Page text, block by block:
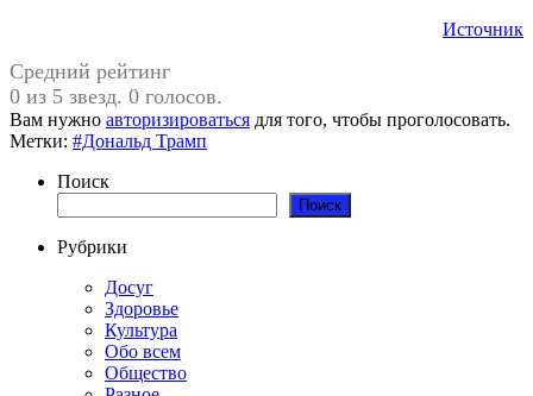
Источник
Средний рейтинг
0 из 5 звезд. 0 голосов.
Вам нужно авторизироваться для того, чтобы проголосовать.
Метки: #Дональд Трамп
Поиск
Поиск
Рубрики
Досуг
Здоровье
Культура
Обо всем
Общество